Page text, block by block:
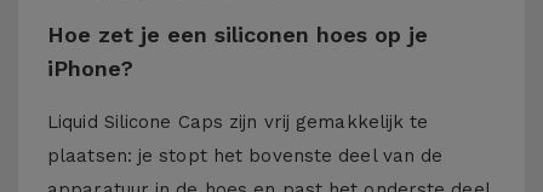
Hoe zet je een siliconen hoes op je
iPhone?
Liquid Silicone Caps zijn vrij gemakkelijk te
plaatsen: je stopt het bovenste deel van de